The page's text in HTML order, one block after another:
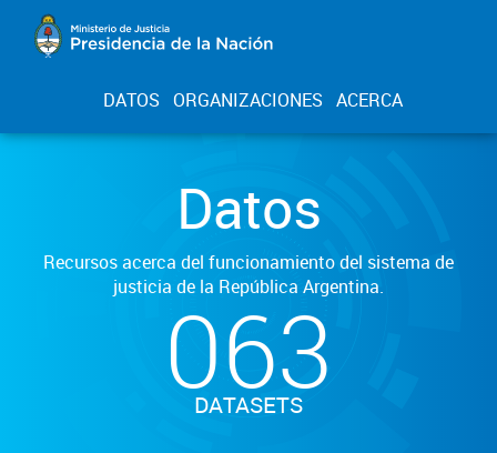
DATOS ORGANIZACIONES ACERCA
Datos
Recursos acerca del funcionamiento del sistema de
justicia de la República Argentina.
063
DATASETS